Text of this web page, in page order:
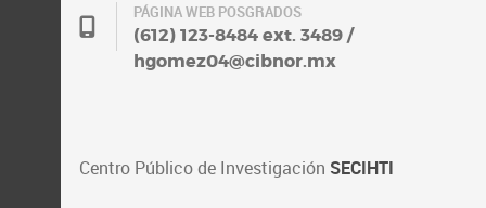
PÁGINA WEB POSGRADOS
(612) 123-8484 ext. 3489 /
hgomez04@cibnor.mx
Centro Público de Investigación SECIHTI